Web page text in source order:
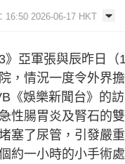
16:50 2026-06-17 HKT
》亞軍張與辰昨日
，情況一度令外界
《娛樂新聞台》的
性腸胃炎及腎石的
塞了尿管，引發嚴
約一小時的小手術